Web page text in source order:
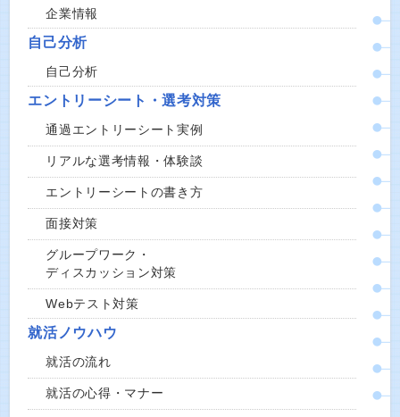
企業情報
自己分析
自己分析
エントリーシート・選考対策
通過エントリーシート実例
リアルな選考情報・体験談
エントリーシートの書き方
面接対策
グループワーク・
ディスカッション対策
Webテスト対策
就活ノウハウ
就活の流れ
就活の心得・マナー